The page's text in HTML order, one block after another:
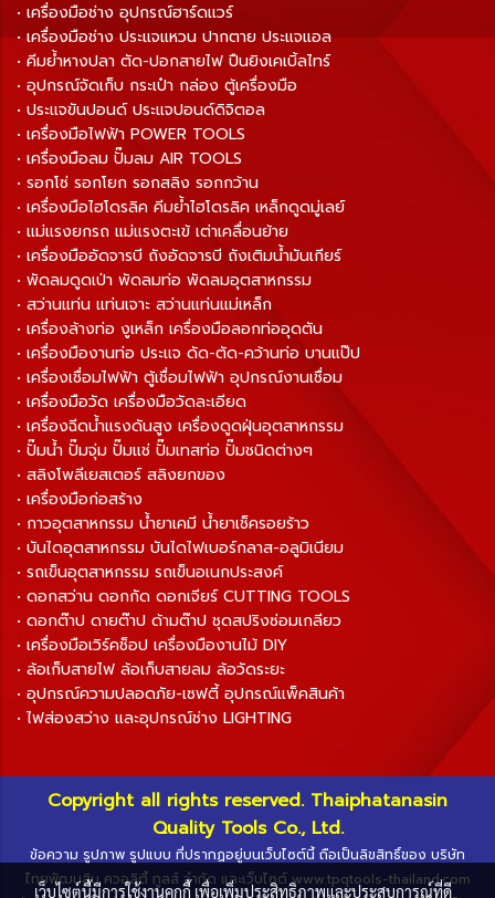
• เครื่องมือช่าง อุปกรณ์ฮาร์ดแวร์
• เครื่องมือช่าง ประแจแหวน ปากตาย ประแจแอล
• คีมย้ำหางปลา ตัด-ปอกสายไฟ ปืนยิงเคเบิ้ลไทร์
• อุปกรณ์จัดเก็บ กระเป๋า กล่อง ตู้เครื่องมือ
• ประแจขันปอนด์ ประแจปอนด์ดิจิตอล
• เครื่องมือไฟฟ้า POWER TOOLS
• เครื่องมือลม ปั๊มลม AIR TOOLS
• รอกโซ่ รอกโยก รอกสลิง รอกกว้าน
• เครื่องมือไฮโดรลิค คีมย้ำไฮโดรลิค เหล็กดูดมู่เลย์
• แม่แรงยกรถ แม่แรงตะเข้ เต่าเคลื่อนย้าย
• เครื่องมืออัดจารบี ถังอัดจารบี ถังเติมน้ำมันเกียร์
• พัดลมดูดเป่า พัดลมท่อ พัดลมอุตสาหกรรม
• สว่านแท่น แท่นเจาะ สว่านแท่นแม่เหล็ก
• เครื่องล้างท่อ งูเหล็ก เครื่องมือลอกท่ออุดตัน
• เครื่องมืองานท่อ ประแจ ดัด-ตัด-คว้านท่อ บานแป๊ป
• เครื่องเชื่อมไฟฟ้า ตู้เชื่อมไฟฟ้า อุปกรณ์งานเชื่อม
• เครื่องมือวัด เครื่องมือวัดละเอียด
• เครื่องฉีดน้ำแรงดันสูง เครื่องดูดฝุ่นอุตสาหกรรม
• ปั๊มน้ำ ปั๊มจุ่ม ปั๊มแช่ ปั๊มเทสท่อ ปั๊มชนิดต่างๆ
• สลิงโพลีเยสเตอร์ สลิงยกของ
• เครื่องมือก่อสร้าง
• กาวอุตสาหกรรม น้ำยาเคมี น้ำยาเช็ครอยร้าว
• บันไดอุตสาหกรรม บันไดไฟเบอร์กลาส-อลูมิเนียม
• รถเข็นอุตสาหกรรม รถเข็นอเนกประสงค์
• ดอกสว่าน ดอกกัด ดอกเจียร์ CUTTING TOOLS
• ดอกต๊าป ดายต๊าป ด้ามต๊าป ชุดสปริงซ่อมเกลียว
• เครื่องมือเวิร์คช็อป เครื่องมืองานไม้ DIY
• ล้อเก็บสายไฟ ล้อเก็บสายลม ล้อวัดระยะ
• อุปกรณ์ความปลอดภัย-เซฟตี้ อุปกรณ์แพ็คสินค้า
• ไฟส่องสว่าง และอุปกรณ์ช่าง LIGHTING
Copyright all rights reserved. Thaiphatanasin
Quality Tools Co., Ltd.
ข้อความ รูปภาพ รูปแบบ ที่ปรากฏอยู่บนเว็บไซต์นี้ ถือเป็นลิขสิทธิ์ของ บริษัท
ไทยพัฒนสิน ควอลิตี้ ทูลส์ จำกัด และเว็บไซต์ www.tpqtools-thailand.com
เว็บไซต์นี้มีการใช้งานคุกกี้ เพื่อเพิ่มประสิทธิภาพและประสบการณ์ที่ดี